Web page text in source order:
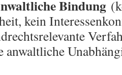
Bindung
kein
anwaltliche